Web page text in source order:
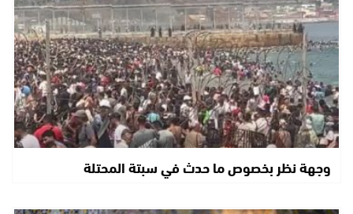
وجهة نظر بخصوص ما حدث في سبتة المحتلة